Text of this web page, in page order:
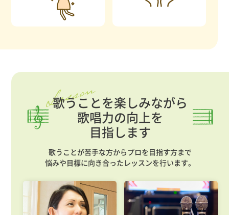
歌うことを楽しみながら
歌唱力の向上を
目指します
歌うことが苦手な方からプロを目指す方まで
悩みや目標に向き合ったレッスンを行います。